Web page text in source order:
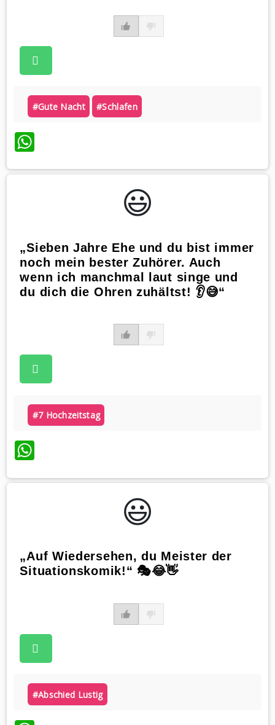
#gute Nacht #schlafen
WhatsApp
😃️
„Sieben Jahre Ehe und du bist immer
noch mein bester Zuhörer. Auch
wenn ich manchmal laut singe und
du dich die Ohren zuhältst! 👂😅“
#7 Hochzeitstag
WhatsApp
😃️
„Auf Wiedersehen, du Meister der
Situationskomik!“ 🎭😂👋
#abschied Lustig